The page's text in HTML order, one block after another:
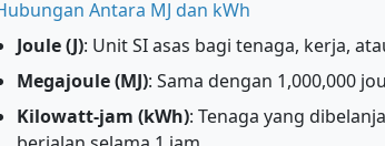
Antara MJ dan kWh
Joule (J): Unit SI asas bagi tenaga, kerja,
Megajoule (MJ): Sama dengan 1,000,000
Kilowatt-jam (kWh): Tenaga yang